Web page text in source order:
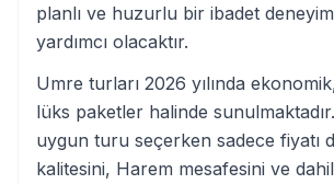
planlı ve huzurlu bir ibadet
yardımcı olacaktır.
Umre turları 2026 yılında
lüks paketler halinde
uygun turu seçerken sadece fiyatı
kalitesini, Harem mesafesini ve